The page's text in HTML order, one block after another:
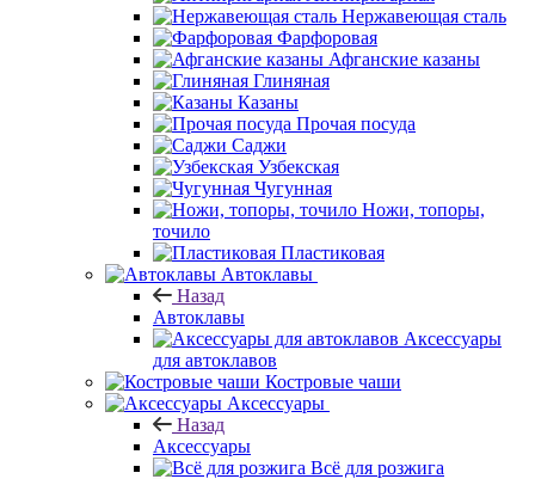
Нержавеющая сталь
Фарфоровая
Афганские казаны
Глиняная
Казаны
Прочая посуда
Саджи
Узбекская
Чугунная
Ножи, топоры,
точило
Пластиковая
Автоклавы
Назад
Автоклавы
Аксессуары
для автоклавов
Костровые чаши
Аксессуары
Назад
Аксессуары
Всё для розжига